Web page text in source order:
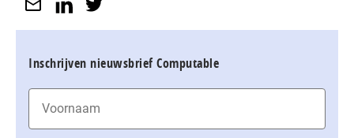
Inschrijven nieuwsbrief Computable